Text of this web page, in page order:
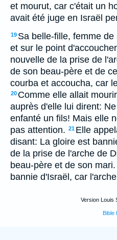
et mourut, car c'était un
avait été juge en Israël
19 Sa belle-fille, femme
et sur le point
nouvelle de la prise de
de son beau-père et de
courba et accoucha, car
20 Comme elle allait
auprès d'elle lui dirent:
enfanté un fils! Mais elle
pas attention. 21 Elle
disant: La gloire est
de la prise de l'arche de
beau-père et de son mari.
bannie d'Israël, car
Version Louis
Bible